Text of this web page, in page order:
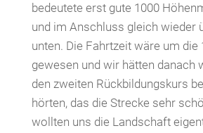
bedeutete erst gute 1000
und im Anschluss gleich wieder
unten. Die Fahrtzeit wäre um die
gewesen und wir hätten danach
den zweiten Rückbildungskurs
hörten, das die Strecke sehr
wollten uns die Landschaft